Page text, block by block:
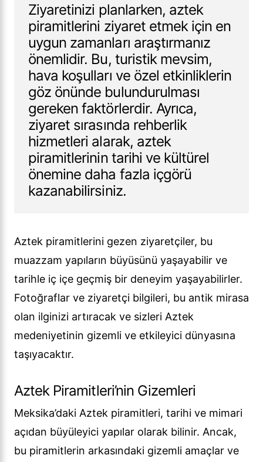
Ziyaretinizi planlarken, aztek
piramitlerini ziyaret etmek için en
uygun zamanları araştırmanız
önemlidir. Bu, turistik mevsim,
hava koşulları ve özel etkinliklerin
göz önünde bulundurulması
gereken faktörlerdir. Ayrıca,
ziyaret sırasında rehberlik
hizmetleri alarak, aztek
piramitlerinin tarihi ve kültürel
önemine daha fazla içgörü
kazanabilirsiniz.
Aztek piramitlerini gezen ziyaretçiler, bu
muazzam yapıların büyüsünü yaşayabilir ve
tarihle iç içe geçmiş bir deneyim yaşayabilirler.
Fotoğraflar ve ziyaretçi bilgileri, bu antik mirasa
olan ilginizi artıracak ve sizleri Aztek
medeniyetinin gizemli ve etkileyici dünyasına
taşıyacaktır.
Aztek Piramitleri’nin Gizemleri
Meksika’daki Aztek piramitleri, tarihi ve mimari
açıdan büyüleyici yapılar olarak bilinir. Ancak,
bu piramitlerin arkasındaki gizemli amaçlar ve